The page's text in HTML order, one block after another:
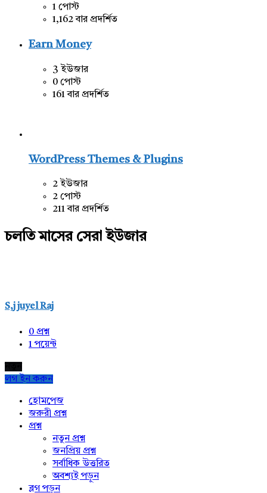
1 পোস্ট
1,162 বার প্রদর্শিত
Earn Money
3 ইউজার
0 পোস্ট
161 বার প্রদর্শিত
WordPress Themes & Plugins
2 ইউজার
2 পোস্ট
211 বার প্রদর্শিত
চলতি মাসের সেরা ইউজার
S,j juyel Raj
0 প্রশ্ন
1পয়েন্ট
লগ ইন করুন
Exploreহোমপেজ
জরুরী প্রশ্ন
প্রশ্ন
নতুন প্রশ্ন
জনপ্রিয় প্রশ্ন
সর্বাধিক উত্তরিত
অবশ্যই পড়ুন
ব্লগ পড়ুন